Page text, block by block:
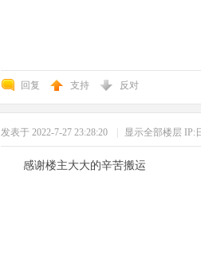
回复 支持 反对
发表于 2022-7-27 23:28:20 显示全部楼层 IP:
感谢楼主大大的辛苦搬运